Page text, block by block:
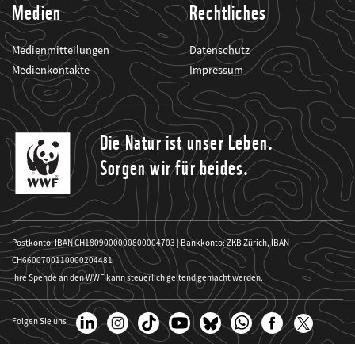
Medien
Medienmitteilungen
Medienkontakte
Rechtliches
Datenschutz
Impressum
Die Natur ist unser Leben.
Sorgen wir für beides.
Postkonto: IBAN CH1809000000800004703 | Bankkonto: ZKB Zürich, IBAN
CH6600700110000204481
Ihre Spende an den WWF kann steuerlich geltend gemacht werden.
Folgen Sie uns